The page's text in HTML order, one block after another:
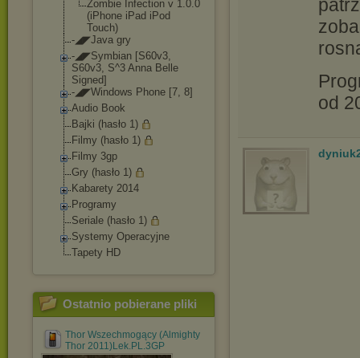
Zombie Infection v 1.0.0
(iPhone iPad iPod
Touch)
-◢◤Java gry
-◢◤Symbian [S60v3,
S60v3, S^3 Anna Belle
Signed]
-◢◤Windows Phone [7, 8]
Audio Book
Bajki (hasło 1)
Filmy (hasło 1)
Filmy 3gp
Gry (hasło 1)
Kabarety 2014
Programy
Seriale (hasło 1)
Systemy Operacyjne
Tapety HD
Ostatnio pobierane pliki
Thor Wszechmogący (Almighty
Thor 2011)Lek.PL.3GP
od